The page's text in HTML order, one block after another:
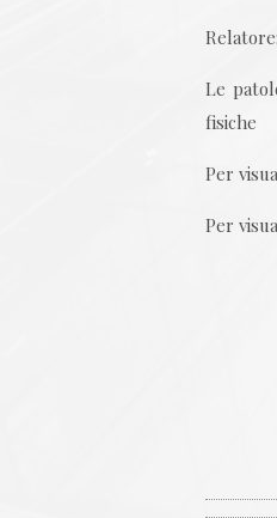
Le
fisiche
Per
Per